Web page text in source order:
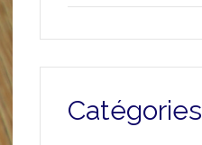
Catégories